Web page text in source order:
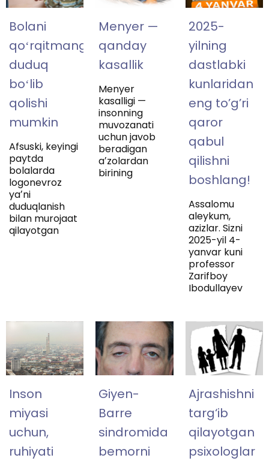
Bolani
qoʻrqitmang,
duduq
boʻlib
qolishi
mumkin
Afsuski, keyingi
paytda
bolalarda
logonevroz
yaʼni
duduqlanish
bilan murojaat
qilayotgan
Menyer —
qanday
kasallik
Menyer
kasalligi —
insonning
muvozanati
uchun javob
beradigan
aʼzolardan
birining
2025-
yilning
dastlabki
kunlaridan
eng to’g’ri
qaror
qabul
qilishni
boshlang!
Assalomu
aleykum,
azizlar. Sizni
2025-yil 4-
yanvar kuni
professor
Zarifboy
Ibodullayev
Inson
miyasi
uchun,
ruhiyati
Giyen-
Barre
sindromida
bemorni
Ajrashishni
targ‘ib
qilayotgan
psixologlar